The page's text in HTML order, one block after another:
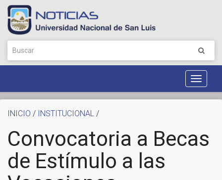
Toggle
INICIO / INSTITUCIONAL /
Convocatoria a Becas
de Estímulo a las